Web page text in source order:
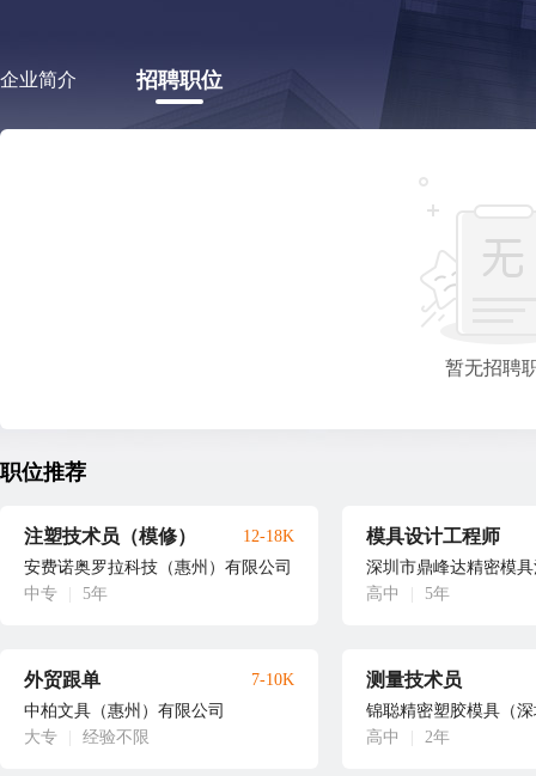
企业简介 招聘职位
暂无招聘
职位推荐
注塑技术员（模修）
安费诺奥罗拉科技（惠州）有限公司
中专
5年
12-18K 模具设计工程师
深圳市鼎峰达精密模
高中
5年
外贸跟单
中柏文具（惠州）有限公司
大专
经验不限
7-10K 测量技术员
锦聪精密塑胶模具（
高中
2年